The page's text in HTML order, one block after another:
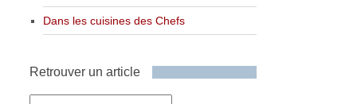
Dans les cuisines des Chefs
Retrouver un article